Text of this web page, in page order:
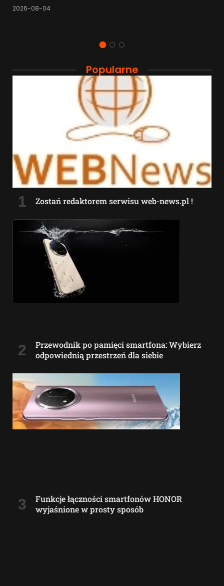
2026-08-04
Popularne
Zostań redaktorem serwisu web-news.pl !
Przewodnik po pamięci smartfona: Wybierz
odpowiednią przestrzeń dla siebie
Funkcje łączności smartfonów HONOR
wyjaśnione w prosty sposób